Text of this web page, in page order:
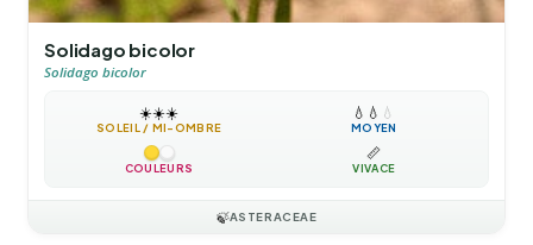
Solidago bicolor
Solidago bicolor
☀️☀️☀️
SOLEIL / MI-OMBRE
💧 💧 💧
MOYEN
COULEURS
📏
VIVACE
🍃ASTERACEAE